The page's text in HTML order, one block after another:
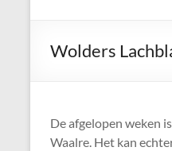
Keien
Carnavalsvereniging
De
Wolders
De afgelopen weken
Waalre. Het kan